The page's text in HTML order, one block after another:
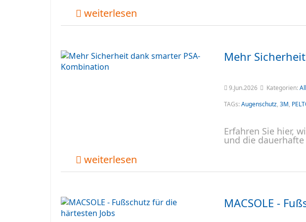
weiterlesen
Mehr
9.Jun.2026 Kategorien:
TAGs:Augenschutz, 3M,
Erfahren Sie hier,
und die
weiterlesen
MACSOLE -